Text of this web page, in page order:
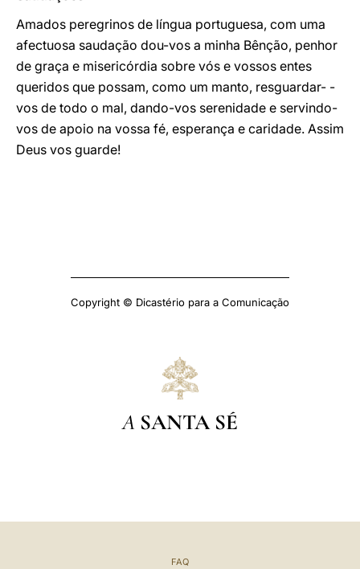
Amados peregrinos de língua portuguesa, com uma
afectuosa saudação dou-vos a minha Bênção, penhor
de graça e misericórdia sobre vós e vossos entes
queridos que possam, como um manto, resguardar- -
vos de todo o mal, dando-vos serenidade e servindo-
vos de apoio na vossa fé, esperança e caridade. Assim
Deus vos guarde!
Copyright © Dicastério para a Comunicação
A SANTA SÉ
FAQ